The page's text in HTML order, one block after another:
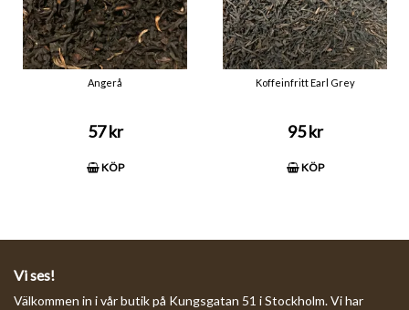
Angerå
57 kr
KÖP
Koffeinfritt Earl Grey
95 kr
KÖP
Vi ses!
Välkommen in i vår butik på Kungsgatan 51 i Stockholm. Vi har